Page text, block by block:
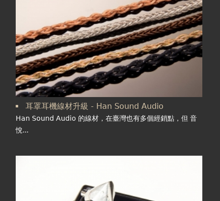
耳罩耳機線材升級 - Han Sound Audio
Han Sound Audio 的線材，在臺灣也有多個經銷點，但 音
悅...